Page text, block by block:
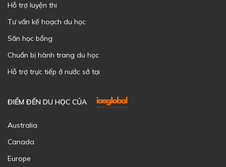
Hỗ trợ luyện thi
Tư vấn kế hoạch du học
Săn học bổng
Chuẩn bị hành trang du học
Hỗ trợ trực tiếp ở nước sở tại
ĐIỂM ĐẾN DU HỌC CỦA
Australia
Canada
Europe